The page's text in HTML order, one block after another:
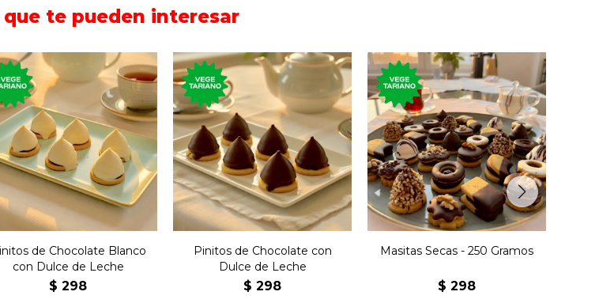
te pueden interesar
gramos de pinitos de
chocolate blanco rellenos
de dulce de leche.
de Chocolate Blanco
con Dulce de Leche
$ 298
250 gramos de pinitos de
chocolate rellenos de
dulce de leche.
Pinitos de Chocolate con
Dulce de Leche
$ 298
250 gramos de masitas
secas surtidas.
Masitas Secas - 250 Gramos
$ 298